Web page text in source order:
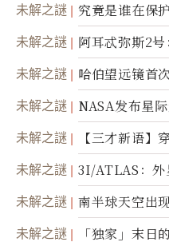
未解之謎 究竟是谁在保
未解之謎 阿耳忒弥斯2
未解之謎
哈伯望远镜首
爆炸
未解之謎 NASA发布星
未解之謎
【三才新语】
新启示
未解之謎 3I/ATLAS：外
未解之謎 南半球天空出
未解之謎
「独家」末日